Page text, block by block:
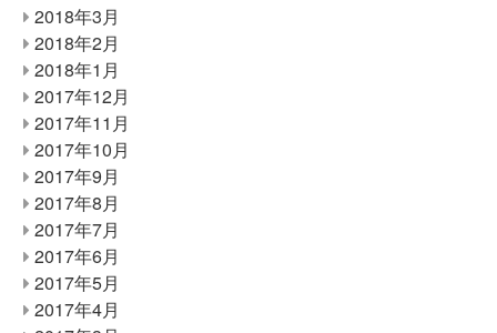
2018年3月
2018年2月
2018年1月
2017年12月
2017年11月
2017年10月
2017年9月
2017年8月
2017年7月
2017年6月
2017年5月
2017年4月